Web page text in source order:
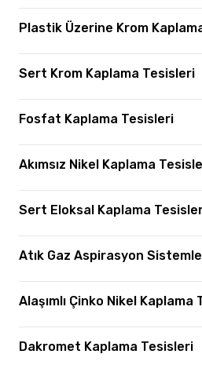
Plastik Üzerine Krom
Sert Krom Kaplama Tesisleri
Fosfat Kaplama Tesisleri
Akımsız Nikel Kaplama
Sert Eloksal Kaplama
Atık Gaz Aspirasyon
Alaşımlı Çinko Nikel Kaplama
Dakromet Kaplama Tesisleri